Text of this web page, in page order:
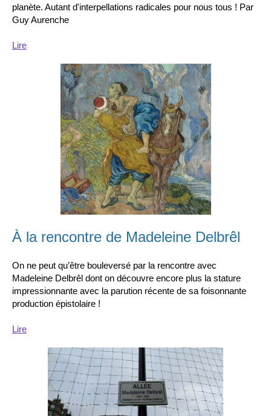
planète. Autant d'interpellations radicales pour nous tous ! Par
Guy Aurenche
Lire
À la rencontre de Madeleine Delbrêl
On ne peut qu’être bouleversé par la rencontre avec
Madeleine Delbrêl dont on découvre encore plus la stature
impressionnante avec la parution récente de sa foisonnante
production épistolaire !
Lire